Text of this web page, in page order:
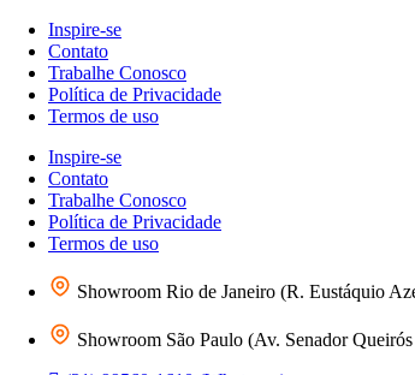
Inspire-se
Contato
Trabalhe Conosco
Política de Privacidade
Termos de uso
Inspire-se
Contato
Trabalhe Conosco
Política de Privacidade
Termos de uso
Showroom Rio de Janeiro (R. Eustáquio
Showroom São Paulo (Av. Senador